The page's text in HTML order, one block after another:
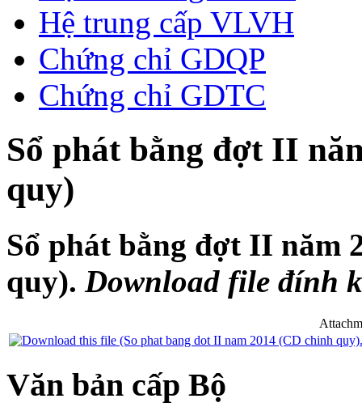
Hệ trung cấp VLVH
Chứng chỉ GDQP
Chứng chỉ GDTC
Sổ phát bằng đợt II
quy)
Sổ phát bằng đợt II năm
quy). Download file đính
Văn bản cấp Bộ